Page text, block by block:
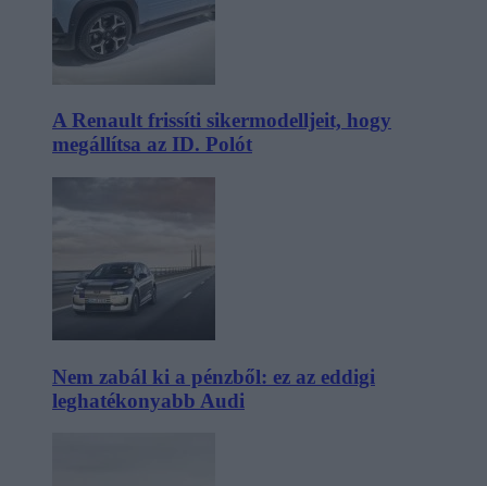
A Renault frissíti sikermodelljeit, hogy
megállítsa az ID. Polót
Nem zabál ki a pénzből: ez az eddigi
leghatékonyabb Audi